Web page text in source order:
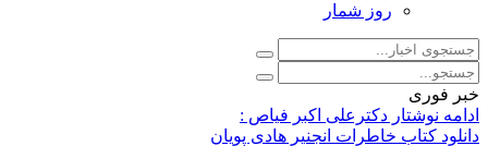
روز شمار
خبر فوری
ادامه نوشتار دکترعلی اکبر فیاص :
دانلود کتاب خاطرات انجنیر هادی پویان